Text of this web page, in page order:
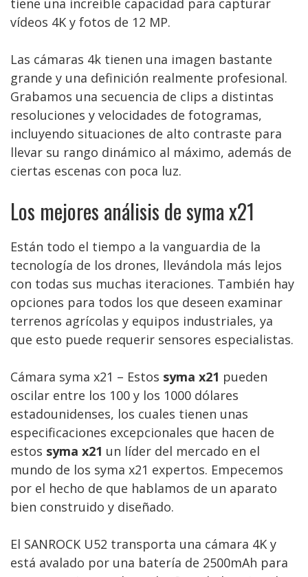
tiene una increíble capacidad para capturar
vídeos 4K y fotos de 12 MP.
Las cámaras 4k tienen una imagen bastante
grande y una definición realmente profesional.
Grabamos una secuencia de clips a distintas
resoluciones y velocidades de fotogramas,
incluyendo situaciones de alto contraste para
llevar su rango dinámico al máximo, además de
ciertas escenas con poca luz.
Los mejores análisis de syma x21
Están todo el tiempo a la vanguardia de la
tecnología de los drones, llevándola más lejos
con todas sus muchas iteraciones. También hay
opciones para todos los que deseen examinar
terrenos agrícolas y equipos industriales, ya
que esto puede requerir sensores especialistas.
Cámara syma x21 – Estos syma x21 pueden
oscilar entre los 100 y los 1000 dólares
estadounidenses, los cuales tienen unas
especificaciones excepcionales que hacen de
estos syma x21 un líder del mercado en el
mundo de los syma x21 expertos. Empecemos
por el hecho de que hablamos de un aparato
bien construido y diseñado.
El SANROCK U52 transporta una cámara 4K y
está avalado por una batería de 2500mAh para